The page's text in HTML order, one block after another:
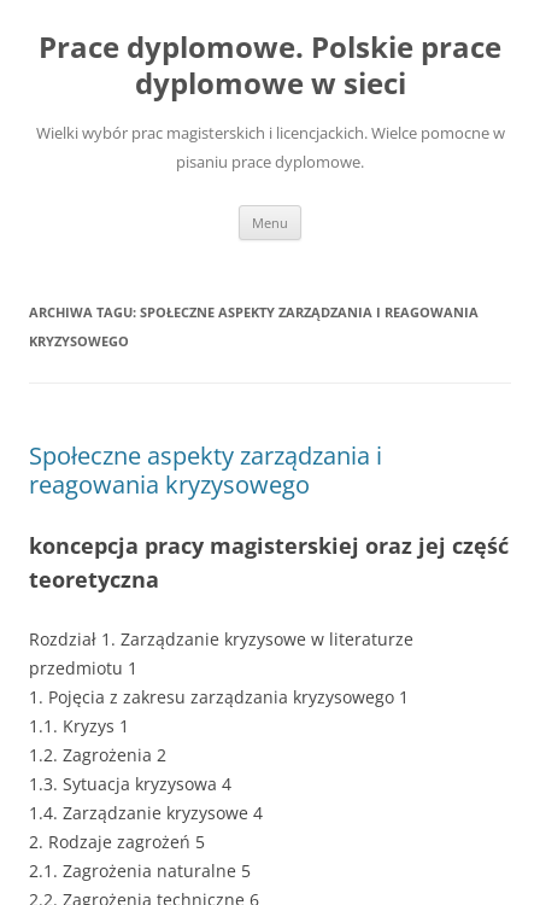
treści
Prace dyplomowe. Polskie prace
dyplomowe w sieci
Wielki wybór prac magisterskich i licencjackich. Wielce pomocne w
pisaniu prace dyplomowe.
Menu
ARCHIWA TAGU: SPOŁECZNE ASPEKTY ZARZĄDZANIA I REAGOWANIA
KRYZYSOWEGO
Społeczne aspekty zarządzania i
reagowania kryzysowego
koncepcja pracy magisterskiej oraz jej część
teoretyczna
Rozdział 1. Zarządzanie kryzysowe w literaturze
przedmiotu 1
1. Pojęcia z zakresu zarządzania kryzysowego 1
1.1. Kryzys 1
1.2. Zagrożenia 2
1.3. Sytuacja kryzysowa 4
1.4. Zarządzanie kryzysowe 4
2. Rodzaje zagrożeń 5
2.1. Zagrożenia naturalne 5
2.2. Zagrożenia techniczne 6